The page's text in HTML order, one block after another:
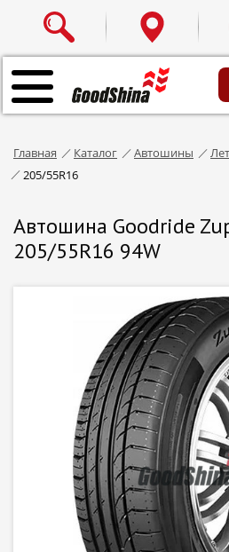
Главная Каталог Автошины
205/55R16
Автошина Goodride
205/55R16 94W